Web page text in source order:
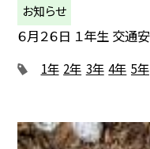
お知らせ
６月２６日 １年生 交通
1年 2年 3年 4年 5年